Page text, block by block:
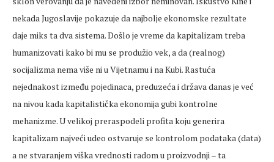
nekada Jugoslavije pokazuje da najbolje ekonomske rezultate
daje miks ta dva sistema. Došlo je vreme da kapitalizam treba
humanizovati kako bi mu se produžio vek, a da (realnog)
socijalizma nema više ni u Vijetnamu i na Kubi. Rastuća
nejednakost između pojedinaca, preduzeća i država danas je već
na nivou kada kapitalistička ekonomija gubi kontrolne
mehanizme. U velikoj preraspodeli profita koju generira
kapitalizam najveći udeo ostvaruje se kontrolom podataka (data)
a ne stvaranjem viška vrednosti radom u proizvodnji – ta